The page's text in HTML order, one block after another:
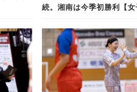
続。湘南は今季初勝利【